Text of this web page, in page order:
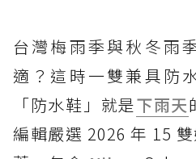
台灣梅雨季與秋冬雨
適？這時一雙兼具防
「防水鞋」就是下雨天
編輯嚴選 2026 年 15